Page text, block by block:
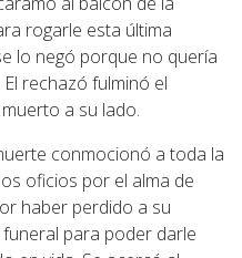
rogarle esta última
lo negó porque no quería
rechazó fulminó el
a su lado.
conmocionó a toda la
oficios por el alma de
haber perdido a su
para poder darle